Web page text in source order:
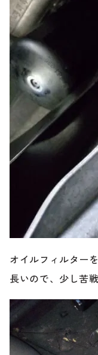
オイルフィルター
長いので、少し苦